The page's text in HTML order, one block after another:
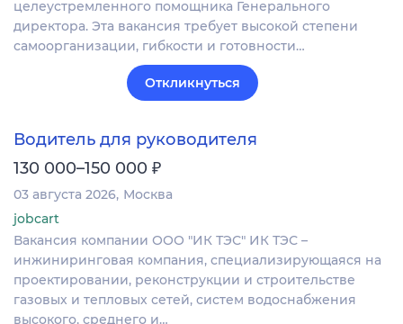
целеустремленного помощника Генерального
директора. Эта вакансия требует высокой степени
самоорганизации, гибкости и готовности…
Откликнуться
Водитель для руководителя
130 000–150 000 ₽
03 августа 2026 Москва
jobcart
Вакансия компании ООО "ИК ТЭС" ИК ТЭС –
инжиниринговая компания, специализирующаяся на
проектировании, реконструкции и строительстве
газовых и тепловых сетей, систем водоснабжения
высокого, среднего и…